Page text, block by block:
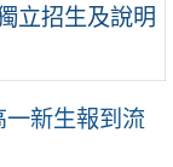
立招生及說明
新生報到流